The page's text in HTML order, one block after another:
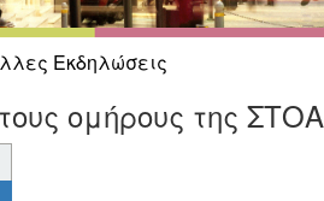
Εκδηλώσεις
ομήρους της